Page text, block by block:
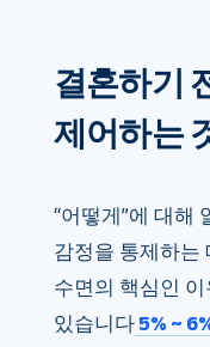
결혼하기
제어하는
“어떻게”에 대해
감정을 통제하는
수면의 핵심인
있습니다 5% ~